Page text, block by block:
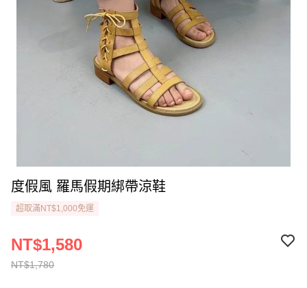
度假風 羅馬假期綁帶涼鞋
超取滿NT$1,000免運
NT$1,780
NT$1,580